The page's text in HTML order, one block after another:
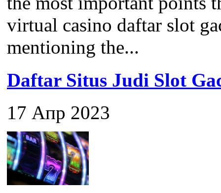
virtual casino daftar slot
mentioning the...
Daftar Situs Judi Slot
17 Апр 2023